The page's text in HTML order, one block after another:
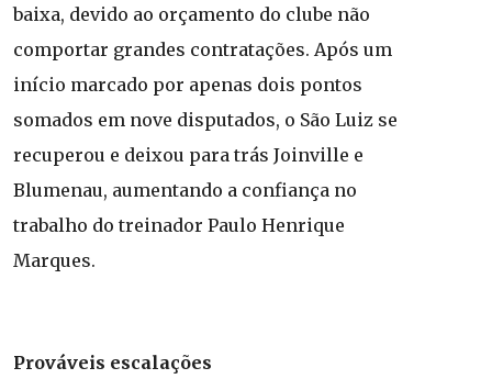
baixa, devido ao orçamento do clube não
comportar grandes contratações. Após um
início marcado por apenas dois pontos
somados em nove disputados, o São Luiz se
recuperou e deixou para trás Joinville e
Blumenau, aumentando a confiança no
trabalho do treinador Paulo Henrique
Marques.
Prováveis escalações